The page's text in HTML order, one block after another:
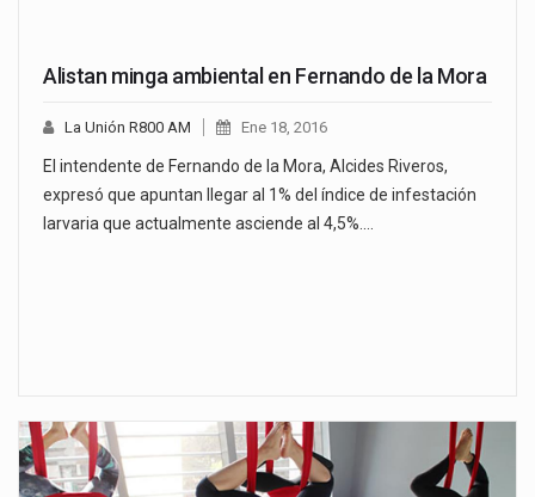
Alistan minga ambiental en Fernando de la Mora
La Unión R800 AM Ene 18, 2016
El intendente de Fernando de la Mora, Alcides Riveros,
expresó que apuntan llegar al 1% del índice de infestación
larvaria que actualmente asciende al 4,5%.…